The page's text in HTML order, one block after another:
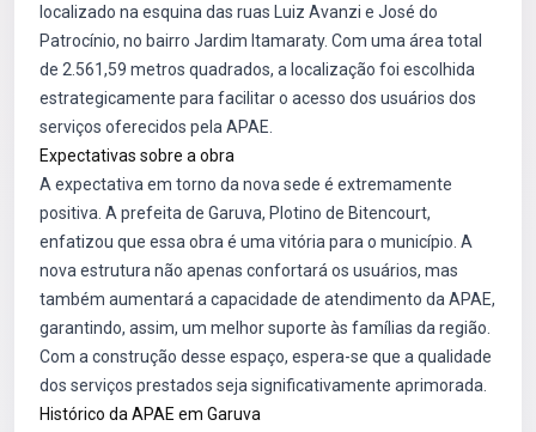
localizado na esquina das ruas Luiz Avanzi e José do
Patrocínio, no bairro Jardim Itamaraty. Com uma área total
de 2.561,59 metros quadrados, a localização foi escolhida
estrategicamente para facilitar o acesso dos usuários dos
serviços oferecidos pela APAE.
Expectativas sobre a obra
A expectativa em torno da nova sede é extremamente
positiva. A prefeita de Garuva, Plotino de Bitencourt,
enfatizou que essa obra é uma vitória para o município. A
nova estrutura não apenas confortará os usuários, mas
também aumentará a capacidade de atendimento da APAE,
garantindo, assim, um melhor suporte às famílias da região.
Com a construção desse espaço, espera-se que a qualidade
dos serviços prestados seja significativamente aprimorada.
Histórico da APAE em Garuva